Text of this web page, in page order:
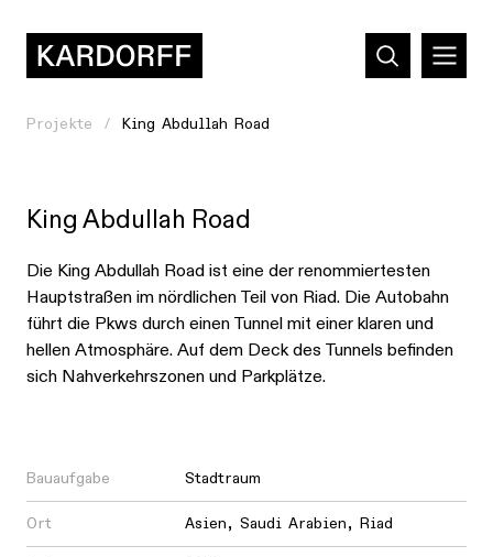
Projekte King Abdullah Road
King Abdullah Road
Die King Abdullah Road ist eine der renommiertesten
Hauptstraßen im nördlichen Teil von Riad. Die Autobahn
führt die Pkws durch einen Tunnel mit einer klaren und
hellen Atmosphäre. Auf dem Deck des Tunnels befinden
sich Nahverkehrszonen und Parkplätze.
Bauaufgabe Stadtraum
Ort Asien, Saudi Arabien, Riad